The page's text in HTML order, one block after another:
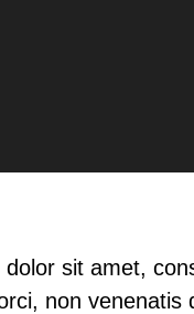
sit amet,
non